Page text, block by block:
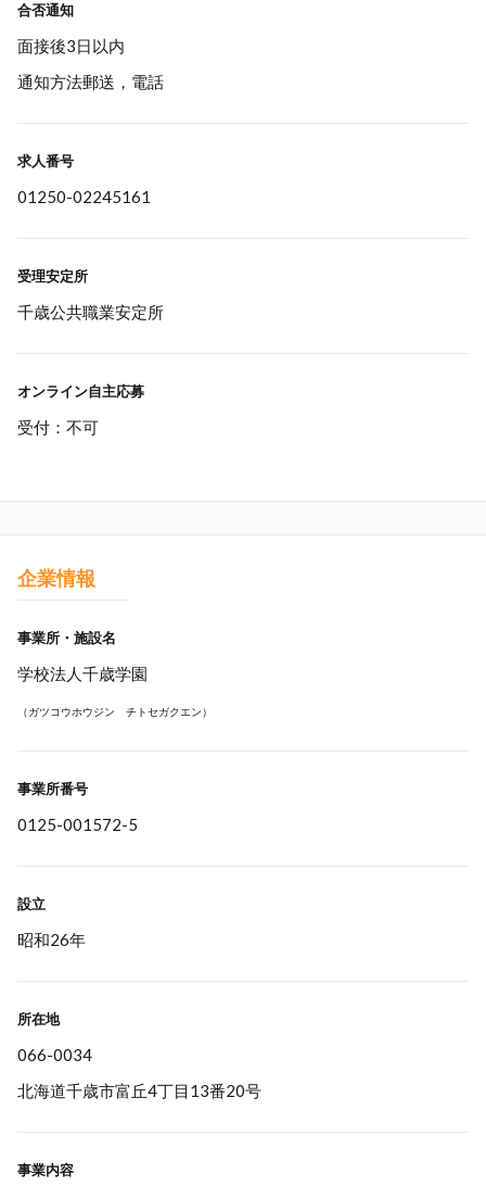
合否通知
面接後3日以内
通知方法郵送，電話
求人番号
01250-02245161
受理安定所
千歳公共職業安定所
オンライン自主応募
受付：不可
企業情報
事業所・施設名
学校法人千歳学園
（ガツコウホウジン チトセガクエン）
事業所番号
0125-001572-5
設立
昭和26年
所在地
066-0034
北海道千歳市富丘4丁目13番20号
事業内容